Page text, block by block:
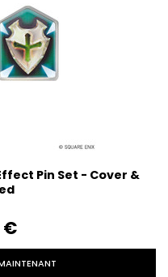
Pin Set - Cover &
‎€